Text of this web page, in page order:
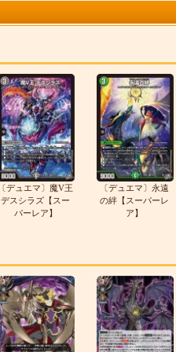
〔デュエマ〕魔V王
デスシラズ【スー
パーレア】
〔デュエマ〕永遠
の絆【スーパーレ
ア】